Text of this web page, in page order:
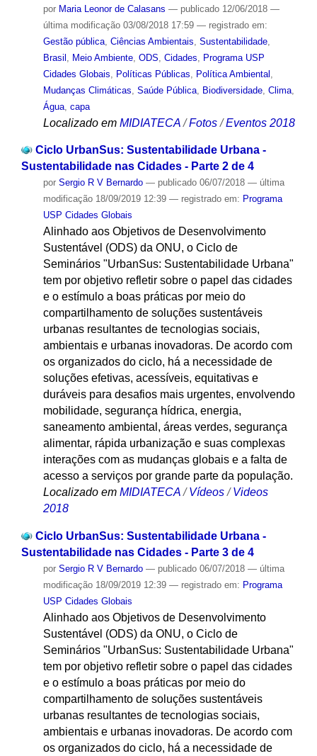
por Maria Leonor de Calasans — publicado12/06/2018 —
última modificação03/08/2018 17:59 — registrado em:
Gestão pública, Ciências Ambientais Sustentabilidade,
Brasil
Meio Ambiente, ODS Cidades
Programa USP
Cidades Globais
Políticas Públicas Política Ambiental
Mudanças Climáticas Saúde Pública, Biodiversidade, Clima,
Água, capa
Localizado em MIDIATECA /Fotos /Eventos 2018
Ciclo UrbanSus: Sustentabilidade Urbana -
Sustentabilidade nas Cidades - Parte 2 de 4
por Sergio R V Bernardo — publicado06/07/2018 — última
modificação18/09/2019 12:39 — registrado em: Programa
USP Cidades Globais
Alinhado aos Objetivos de Desenvolvimento
Sustentável (ODS) da ONU, o Ciclo de
Seminários "UrbanSus: Sustentabilidade Urbana"
tem por objetivo refletir sobre o papel das cidades
e o estímulo a boas práticas por meio do
compartilhamento de soluções sustentáveis
urbanas resultantes de tecnologias sociais,
ambientais e urbanas inovadoras. De acordo com
os organizados do ciclo, há a necessidade de
soluções efetivas, acessíveis, equitativas e
duráveis para desafios mais urgentes, envolvendo
mobilidade, segurança hídrica, energia,
saneamento ambiental, áreas verdes, segurança
alimentar, rápida urbanização e suas complexas
interações com as mudanças globais e a falta de
acesso a serviços por grande parte da população.
Localizado em MIDIATECA /Vídeos /Videos
2018
Ciclo UrbanSus: Sustentabilidade Urbana -
Sustentabilidade nas Cidades - Parte 3 de 4
por Sergio R V Bernardo — publicado06/07/2018 — última
modificação18/09/2019 12:39 — registrado em: Programa
USP Cidades Globais
Alinhado aos Objetivos de Desenvolvimento
Sustentável (ODS) da ONU, o Ciclo de
Seminários "UrbanSus: Sustentabilidade Urbana"
tem por objetivo refletir sobre o papel das cidades
e o estímulo a boas práticas por meio do
compartilhamento de soluções sustentáveis
urbanas resultantes de tecnologias sociais,
ambientais e urbanas inovadoras. De acordo com
os organizados do ciclo, há a necessidade de